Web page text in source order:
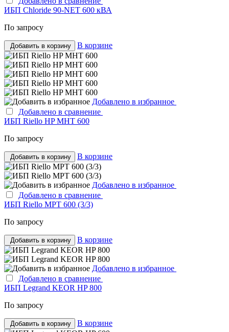
ИБП Chloride 90-NET 600 кВА
По запросу
Добавить в корзину В корзине
Добавлено в избранное
Добавлено в сравнение
ИБП Riello HP MHT 600
По запросу
Добавить в корзину В корзине
Добавлено в избранное
Добавлено в сравнение
ИБП Riello MPT 600 (3/3)
По запросу
Добавить в корзину В корзине
Добавлено в избранное
Добавлено в сравнение
ИБП Legrand KEOR HP 800
По запросу
Добавить в корзину В корзине